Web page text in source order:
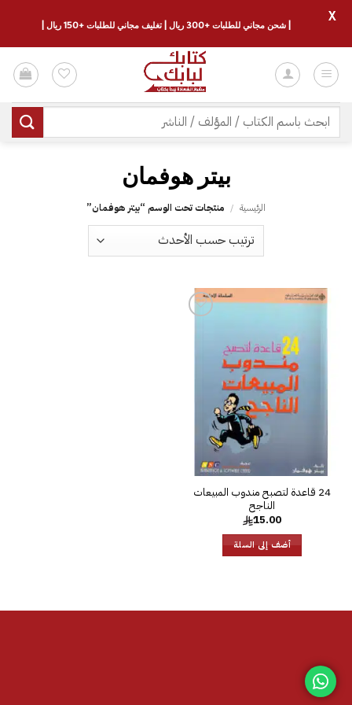
للمحتوى
البحث
عن:
بيتر هوفمان
الرئيسية / منتجات تحت الوسم “بيتر هوفمان”
24 قاعدة لتصبح مندوب المبيعات
الناجح
15.00
أضف إلى السلة
| شحن مجاني للطلبات +300 ريال | تغليف مجاني للطلبات +150 ريال |
X